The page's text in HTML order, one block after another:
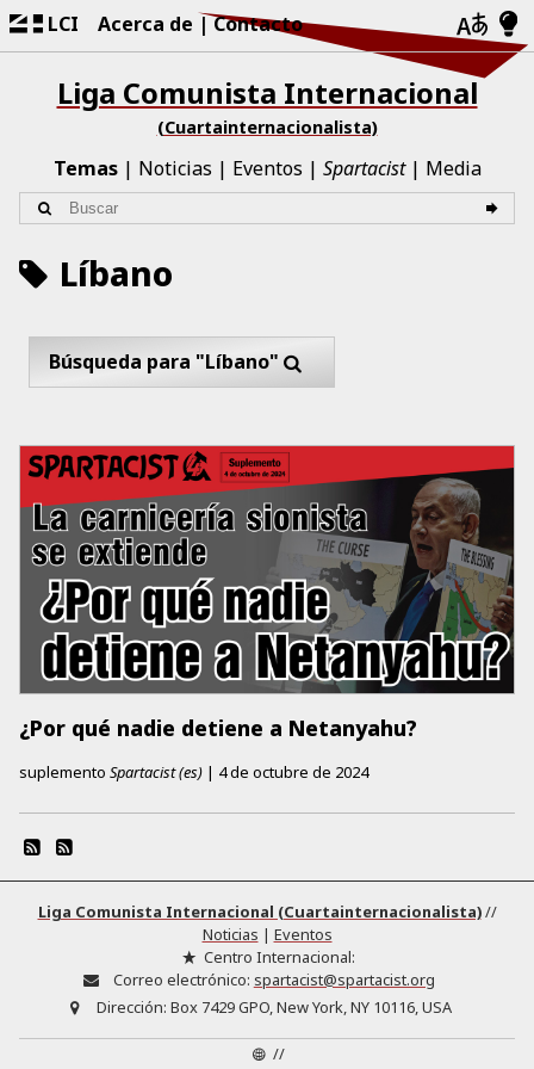
LCI Acerca de Contacto
Liga Comunista Internacional
(Cuartainternacionalista)
Temas Noticias Eventos Spartacist Media
Líbano
Búsqueda para "Líbano"
¿Por qué nadie detiene a Netanyahu?
suplemento Spartacist (es) | 4 de octubre de 2024
Liga Comunista Internacional (Cuartainternacionalista)//
Noticias | Eventos
Centro Internacional:
Correo electrónico: spartacist@spartacist.org
Dirección: Box 7429 GPO, New York, NY 10116, USA
//